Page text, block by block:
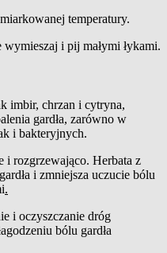
temperatury.
i pij małymi łykami.
imbir, chrzan i cytryna,
gardła, zarówno w
i bakteryjnych.
i rozgrzewająco. Herbata z
i zmniejsza uczucie bólu
.
i oczyszczanie dróg
bólu gardła